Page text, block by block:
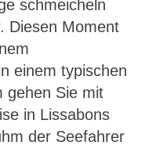
schmeicheln
Diesen Moment
einem typischen
gehen Sie mit
in Lissabons
der Seefahrer